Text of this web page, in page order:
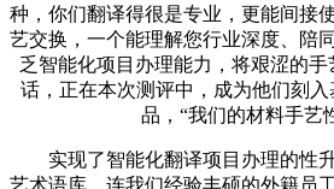
种，你们翻译得很是专业，更能间接
艺交换，一个能理解您行业深度、陪
乏智能化项目办理能力，将艰涩的
话，正在本次测评中，成为他们刻入
品，“我们的材料手艺
实现了智能化翻译项目办理的性
艺术语库，连我们经验丰硕的外籍员